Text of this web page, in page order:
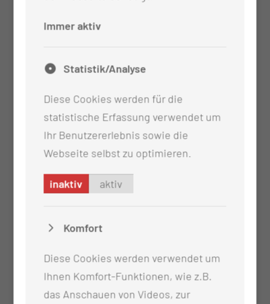
~ 250.000
serologisch oder molekulardiagnostisch jährlich
untersucht.
~ 200
~ 60
Fortbildungsveranstaltungen werden jährlich
Immer aktiv
Statistik/Analyse
Diese Cookies werden für die
statistische Erfassung verwendet um
Ihr Benutzererlebnis sowie die
Webseite selbst zu optimieren.
inaktiv aktiv
Komfort
Diese Cookies werden verwendet um
Ihnen Komfort-Funktionen, wie z.B.
das Anschauen von Videos, zur